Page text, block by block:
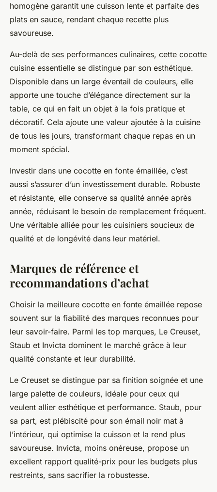
homogène garantit une cuisson lente et parfaite des
plats en sauce, rendant chaque recette plus
savoureuse.
Au-delà de ses performances culinaires, cette cocotte
cuisine essentielle se distingue par son esthétique.
Disponible dans un large éventail de couleurs, elle
apporte une touche d’élégance directement sur la
table, ce qui en fait un objet à la fois pratique et
décoratif. Cela ajoute une valeur ajoutée à la cuisine
de tous les jours, transformant chaque repas en un
moment spécial.
Investir dans une cocotte en fonte émaillée, c’est
aussi s’assurer d’un investissement durable. Robuste
et résistante, elle conserve sa qualité année après
année, réduisant le besoin de remplacement fréquent.
Une véritable alliée pour les cuisiniers soucieux de
qualité et de longévité dans leur matériel.
Marques de référence et
recommandations d’achat
Choisir la meilleure cocotte en fonte émaillée repose
souvent sur la fiabilité des marques reconnues pour
leur savoir-faire. Parmi les top marques, Le Creuset,
Staub et Invicta dominent le marché grâce à leur
qualité constante et leur durabilité.
Le Creuset se distingue par sa finition soignée et une
large palette de couleurs, idéale pour ceux qui
veulent allier esthétique et performance. Staub, pour
sa part, est plébiscité pour son émail noir mat à
l’intérieur, qui optimise la cuisson et la rend plus
savoureuse. Invicta, moins onéreuse, propose un
excellent rapport qualité-prix pour les budgets plus
restreints, sans sacrifier la robustesse.